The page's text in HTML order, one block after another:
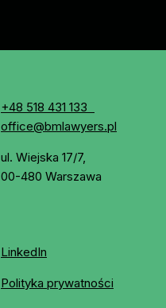
+48 518 431 133
office@bmlawyers.pl
ul. Wiejska 17/7,
00-480 Warszawa
LinkedIn
Polityka prywatności